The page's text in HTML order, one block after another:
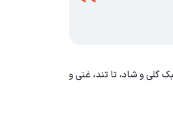
گلی و شاد، تا تند، غنی و